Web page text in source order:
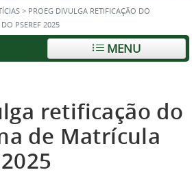
> PROEG DIVULGA RETIFICAÇÃO DO
PSEREF 2025
MENU
retificação do
de Matrícula